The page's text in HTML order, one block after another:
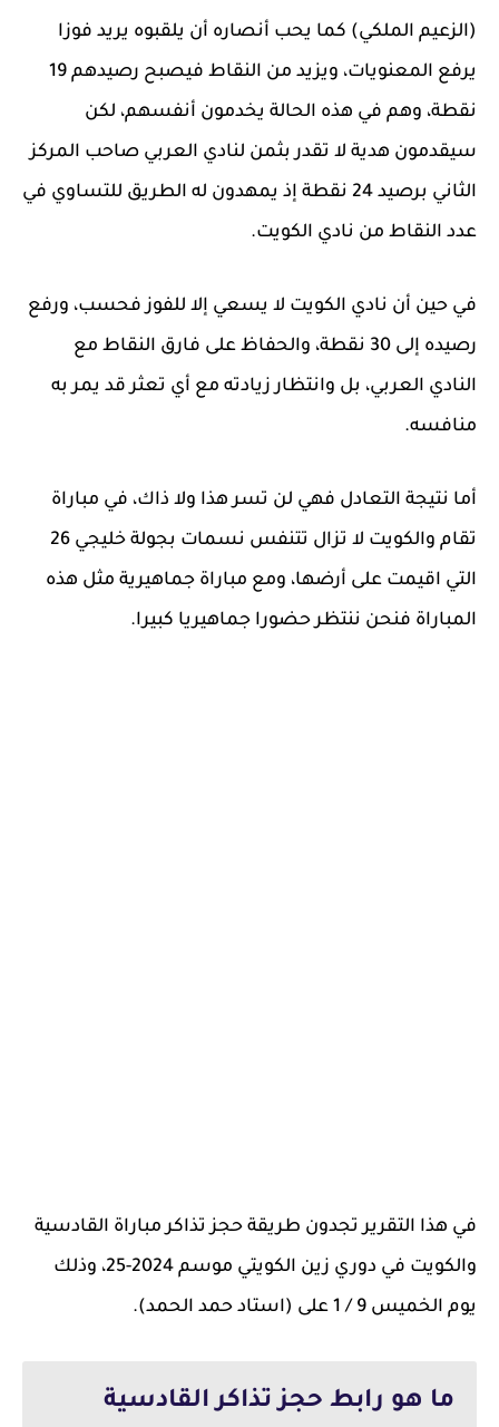
(الزعيم الملكي) كما يحب أنصاره أن يلقبوه يريد فوزا
يرفع المعنويات، ويزيد من النقاط فيصبح رصيدهم 19
نقطة، وهم في هذه الحالة يخدمون أنفسهم، لكن
سيقدمون هدية لا تقدر بثمن لنادي العربي صاحب المركز
الثاني برصيد 24 نقطة إذ يمهدون له الطريق للتساوي في
عدد النقاط من نادي الكويت.
في حين أن نادي الكويت لا يسعي إلا للفوز فحسب، ورفع
رصيده إلى 30 نقطة، والحفاظ على فارق النقاط مع
النادي العربي، بل وانتظار زيادته مع أي تعثر قد يمر به
منافسه.
أما نتيجة التعادل فهي لن تسر هذا ولا ذاك، في مباراة
تقام والكويت لا تزال تتنفس نسمات بجولة خليجي 26
التي اقيمت على أرضها، ومع مباراة جماهيرية مثل هذه
المباراة فنحن ننتظر حضورا جماهيريا كبيرا.
في هذا التقرير تجدون طريقة حجز تذاكر مباراة القادسية
والكويت في دوري زين الكويتي موسم 2024-25، وذلك
يوم الخميس 9 / 1 على (استاد حمد الحمد).
ما هو رابط حجز تذاكر القادسية